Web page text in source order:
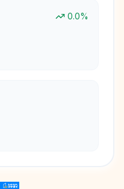
0.0%